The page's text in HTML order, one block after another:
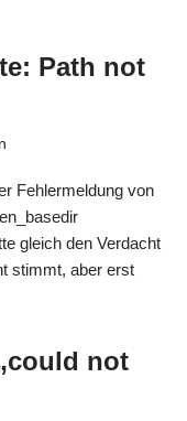
Path not
Fehlermeldung von
gleich den Verdacht
stimmt, aber erst
not